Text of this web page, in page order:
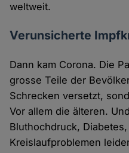
weltweit.
Verunsicherte
Dann kam Corona. Die
grosse Teile der
Schrecken versetzt,
Vor allem die älteren.
Bluthochdruck,
Kreislaufproblemen